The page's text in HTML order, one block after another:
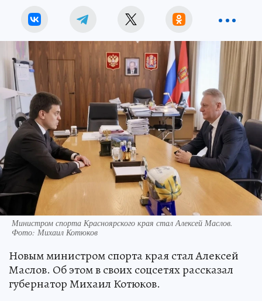
Министром спорта Красноярского края стал Алексей Маслов.
Фото: Михаил Котюков
Новым министром спорта края стал Алексей
Маслов. Об этом в своих соцсетях рассказал
губернатор Михаил Котюков.